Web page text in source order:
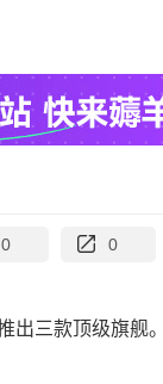
0 0
出三款顶级旗舰。